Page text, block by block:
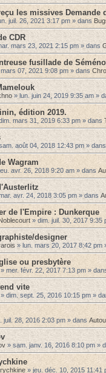
les missives Demande
juil. 26, 2021 3:17 pm» dans
CDR
mars 23, 2021 2:15 pm » dans
fusillade de
07, 2021 9:08 pm » dans
»lun. juin 24, 2019 9:35 am»
édition 2019.
mars 31, 2019 6:33 pm » dans
août 04, 2018 12:43 pm » dans
Wagram
avr. 26, 2018 9:20 am » dans
avr. 24, 2018 3:05 pm » dans
de l'Empire : Dunkerque
» dim. juil. 30, 2017 9:35
designer
» lun. mars 20, 2017 8:42 pm
ou presbytère
»mer. févr. 22, 2017 7:13 pm»
vite
» dim. sept. 25, 2016 10:15 pm »
juil. 28, 2016 2:03 pm » dans
» sam. janv. 16, 2016 8:10 pm »
» jeu. déc. 10, 2015 11:41